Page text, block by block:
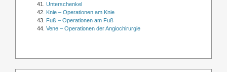
Unterschenkel
Knie – Operationen am Knie
Fuß – Operationen am Fuß
Vene – Operationen der Angiochirurgie